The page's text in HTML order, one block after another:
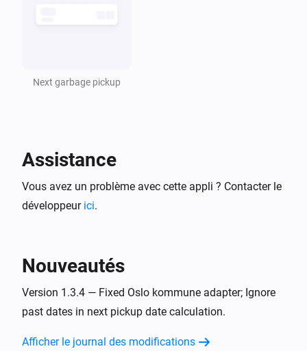
Next garbage pickup
Assistance
Vous avez un problème avec cette appli ? Contacter le
développeur ici.
Nouveautés
Version 1.3.4 — Fixed Oslo kommune adapter; Ignore
past dates in next pickup date calculation.
Afficher le journal des modifications